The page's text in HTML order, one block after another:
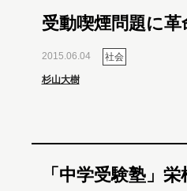
受動喫煙問題に
2015.06.04 社会
杉山大樹
「中学受験塾」